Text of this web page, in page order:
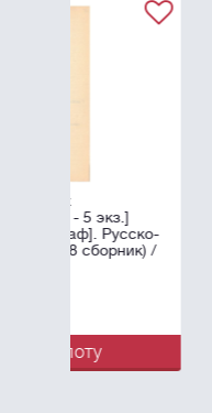
Лимонов,
Елене
Нью-Йорк.
28×21,6 см.